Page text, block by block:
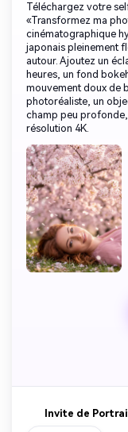
Téléchargez votre
«Transformez ma
cinématographique
japonais pleinement
autour. Ajoutez un
heures, un fond
mouvement doux de
photoréaliste, un
champ peu
résolution 4K.
Invite de